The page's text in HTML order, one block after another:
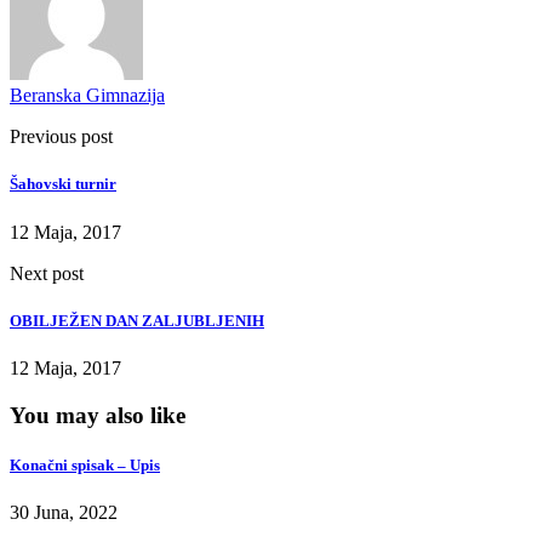
Beranska Gimnazija
Previous post
Šahovski turnir
12 Maja, 2017
Next post
OBILJEŽEN DAN ZALJUBLJENIH
12 Maja, 2017
You may also like
Konačni spisak – Upis
30 Juna, 2022